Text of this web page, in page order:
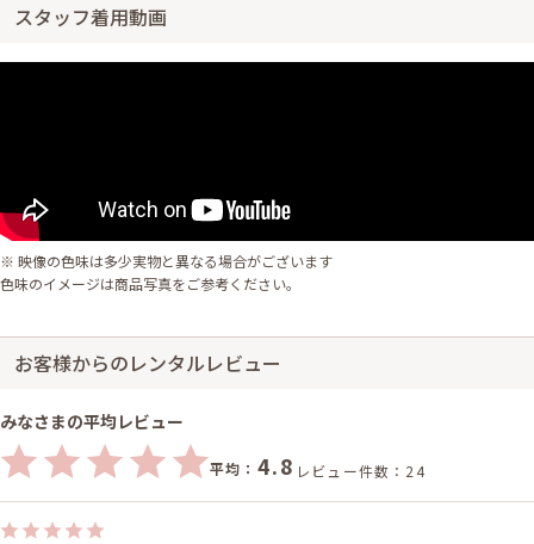
スタッフ着用動画
※ 映像の色味は多少実物と異なる場合がございます
色味のイメージは商品写真をご参考ください。
お客様からのレンタルレビュー
みなさまの平均レビュー
平均： 4.8 レビュー件数：24